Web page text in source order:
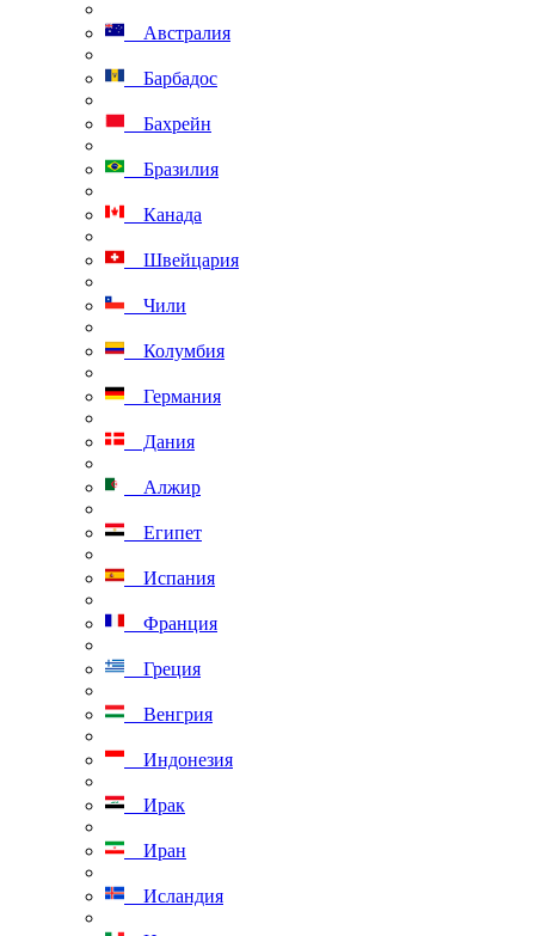
Австралия
Барбадос
Бахрейн
Бразилия
Канада
Швейцария
Чили
Колумбия
Германия
Дания
Алжир
Египет
Испания
Франция
Греция
Венгрия
Индонезия
Ирак
Иран
Исландия